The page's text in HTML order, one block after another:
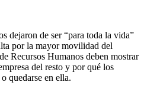
dejaron de ser “para toda la vida”
por la mayor movilidad del
Recursos Humanos deben mostrar
del resto y por qué los
quedarse en ella.